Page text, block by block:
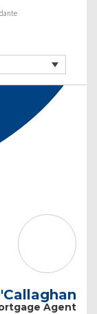
Agent